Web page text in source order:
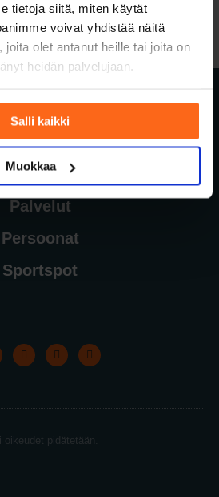
tietoja siitä, miten käytät
voivat yhdistää näitä
joita olet antanut heille tai joita on
heidän palvelujaan.
Salli kaikki
Muokkaa
Palvelut
Persoonat
Sportspot
pidätetään.